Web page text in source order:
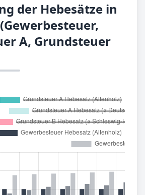
der Hebesätze in
A, Grundsteuer